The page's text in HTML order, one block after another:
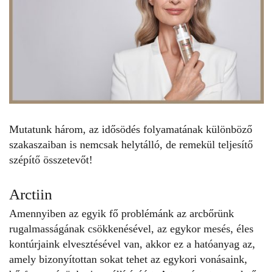
Mutatunk három, az idősödés folyamatának különböző
szakaszaiban is nemcsak helytálló, de remekül teljesítő
szépítő összetevőt!
Arctiin
Amennyiben az egyik fő problémánk az arcbőrünk
rugalmasságának csökkenésével, az egykor mesés, éles
kontúrjaink elvesztésével van, akkor ez a hatóanyag az,
amely bizonyítottan sokat tehet az egykori vonásaink,